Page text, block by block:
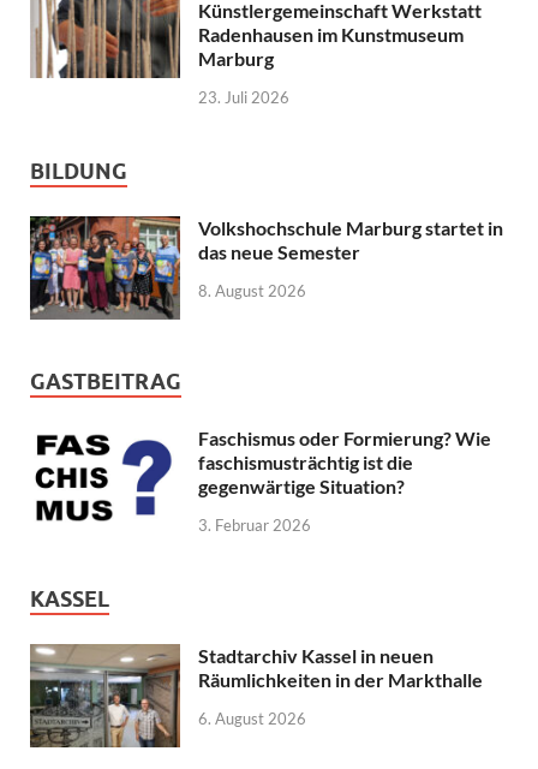
Künstlergemeinschaft Werkstatt
Radenhausen im Kunstmuseum
Marburg
23. Juli 2026
BILDUNG
Volkshochschule Marburg startet in
das neue Semester
8. August 2026
GASTBEITRAG
Faschismus oder Formierung? Wie
faschismusträchtig ist die
gegenwärtige Situation?
3. Februar 2026
KASSEL
Stadtarchiv Kassel in neuen
Räumlichkeiten in der Markthalle
6. August 2026